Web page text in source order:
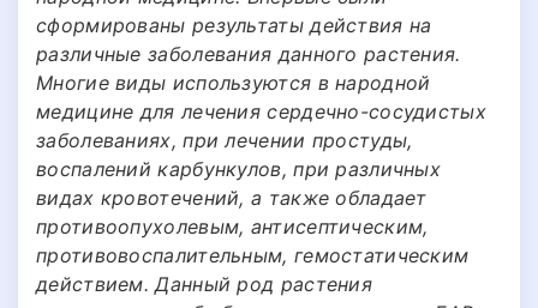
сформированы результаты действия на
различные заболевания данного растения.
Многие виды используются в народной
медицине для лечения сердечно-сосудистых
заболеваниях, при лечении простуды,
воспалений карбункулов, при различных
видах кровотечений, а также обладает
противоопухолевым, антисептическим,
противовоспалительным, гемостатическим
действием. Данный род растения